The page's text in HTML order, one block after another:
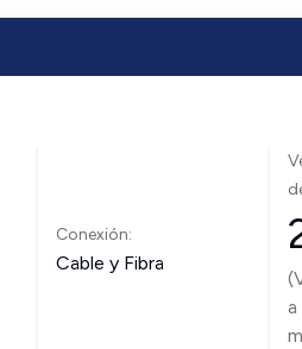
Conexión:
Cable y Fibra
a